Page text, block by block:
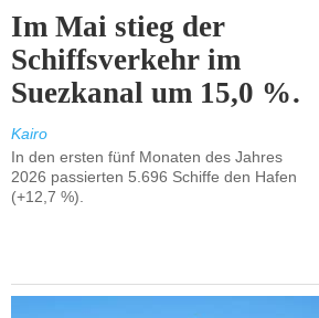
Im Mai stieg der
Schiffsverkehr im
Suezkanal um 15,0 %.
Kairo
In den ersten fünf Monaten des Jahres
2026 passierten 5.696 Schiffe den Hafen
(+12,7 %).